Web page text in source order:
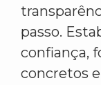
passo.
confiança,
concretos